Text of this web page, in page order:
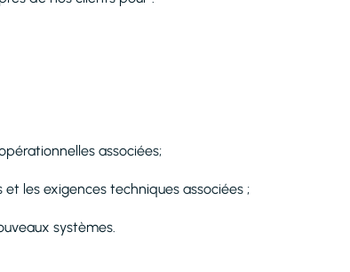
associées;
les exigences techniques associées ;
systèmes.